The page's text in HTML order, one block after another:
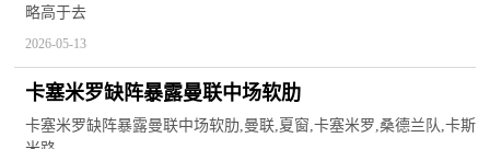
略高于去
2026-05-13
卡塞米罗缺阵暴露曼联中场软肋
卡塞米罗缺阵暴露曼联中场软肋,曼联,夏窗,卡塞米罗,桑德兰队,卡斯